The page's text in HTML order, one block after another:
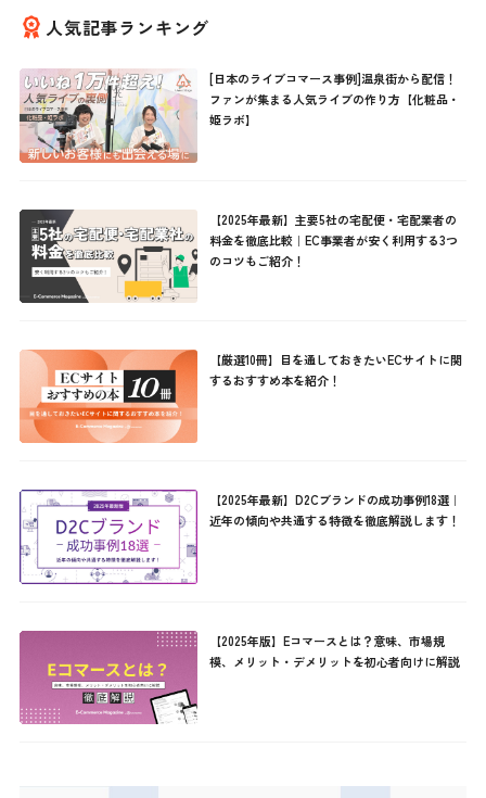
人気記事ランキング
[日本のライブコマース事例]温泉街から配信！
ファンが集まる人気ライブの作り方【化粧品・
姫ラボ】
【2025年最新】主要5社の宅配便・宅配業者の
料金を徹底比較｜EC事業者が安く利用する3つ
のコツもご紹介！
【厳選10冊】目を通しておきたいECサイトに関
するおすすめ本を紹介！
【2025年最新】D2Cブランドの成功事例18選｜
近年の傾向や共通する特徴を徹底解説します！
【2025年版】Eコマースとは？意味、市場規
模、メリット・デメリットを初心者向けに解説